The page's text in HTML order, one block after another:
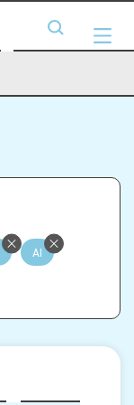
AI